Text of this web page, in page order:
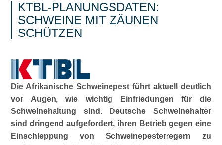
KTBL-PLANUNGSDATEN:
SCHWEINE MIT ZÄUNEN
SCHÜTZEN
Die Afrikanische Schweinepest führt aktuell deutlich
vor Augen, wie wichtig Einfriedungen für die
Schweinehaltung sind. Deutsche Schweinehalter
sind dringend aufgefordert, ihren Betrieb gegen eine
Einschleppung von Schweinepesterregern zu